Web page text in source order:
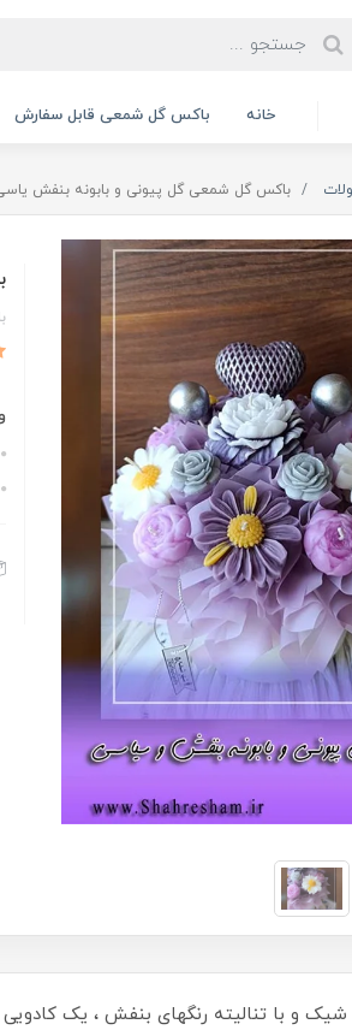
خانه باکس گل شمعی قابل سفارش
باکس گل شمعی گل پیونی و بابونه بنفش
و با تنالیته رنگهای بنفش ، یک